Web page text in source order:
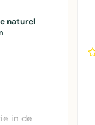
naturel
in de